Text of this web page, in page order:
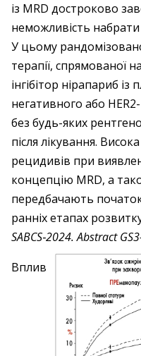
із MRD достроково
неможливість набрати
У цьому
терапії, спрямованої
інгібітор нірапариб із
негативного або
без будь-яких
після лікування.
рецидивів при
концепцію MRD, а
передбачають
ранніх етапах
SABCS‑2024. Abstract
Вплив